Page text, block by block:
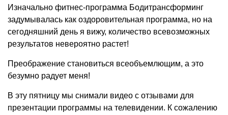
Изначально фитнес-программа Бодитрансформинг
задумывалась как оздоровительная программа, но на
сегодняшний день я вижу, количество всевозможных
результатов невероятно растет!
Преображение становиться всеобъемлющим, а это
безумно радует меня!
В эту пятницу мы снимали видео с отзывами для
презентации программы на телевидении. К сожалению